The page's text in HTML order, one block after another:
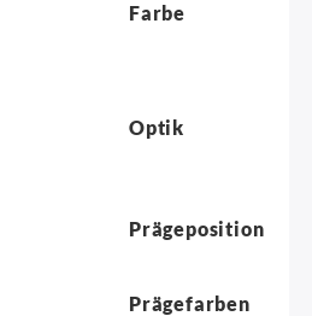
Farbe
Optik
Prägeposition
Prägefarben